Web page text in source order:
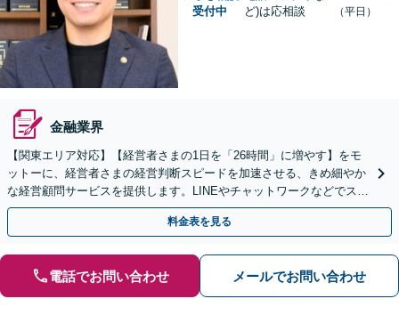
受付中
ど)は応相談
（平日）
金融業界
【関東エリア対応】【経営者さまの1日を「26時間」に増やす】をモ
ットーに、経営者さまの経営判断スピードを加速させる、きめ細やか
な経営顧問サービスを提供します。LINEやチャットワークなどでスピ
ーディに対応。今後問題となりそうな課題もお任せ
料金表を見る
電話でお問い合わせ メールでお問い合わせ